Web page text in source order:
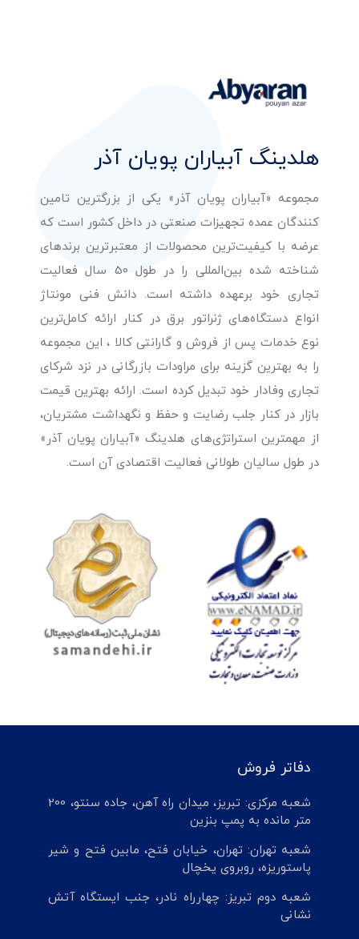
هلدینگ آبیاران پویان آذر
مجموعه «آبیاران پویان آذر» یکی از بزرگترین تامین
کنندگان عمده تجهیزات صنعتی در داخل کشور است که
عرضه با کیفیت‌ترین محصولات از معتبرترین برندهای
شناخته شده بین‌المللی را در طول 50 سال فعالیت
تجاری خود برعهده داشته است. دانش فنی مونتاژ
انواع دستگاه‌های ژنراتور برق در کنار ارائه کامل‌ترین
نوع خدمات پس از فروش و گارانتی کالا ، این مجموعه
را به بهترین گزینه برای مراودات بازرگانی در نزد شرکای
تجاری وفادار خود تبدیل کرده است. ارائه بهترین قیمت
بازار در کنار جلب رضایت و حفظ و نگهداشت مشتریان،
از مهمترین استراتژی‌های هلدینگ «آبیاران پویان آذر»
در طول سالیان طولانی فعالیت اقتصادی آن است.
دفاتر فروش
شعبه مرکزی: تبریز، میدان راه آهن، جاده سنتو، 200
متر مانده به پمپ بنزین
شعبه تهران: تهران، خیابان فتح، مابین فتح و شیر
پاستوریزه، روبروی یخچال
شعبه دوم تبریز: چهارراه نادر، جنب ایستگاه آتش
نشانی